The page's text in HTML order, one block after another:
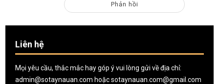
Liên hệ
Mọi yêu cầu, thắc mắc hay góp ý vui lòng gửi về địa chỉ:
admin@sotaynauan.com hoặcsotaynauan.com@gmail.com